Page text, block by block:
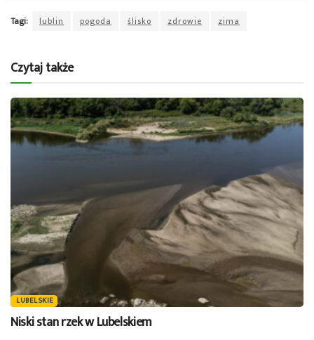
Tagi: lublin pogoda ślisko zdrowie zima
Czytaj także
LUBELSKIE
Niski stan rzek w Lubelskiem